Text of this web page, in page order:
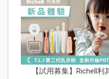
【試用募集】Richell利